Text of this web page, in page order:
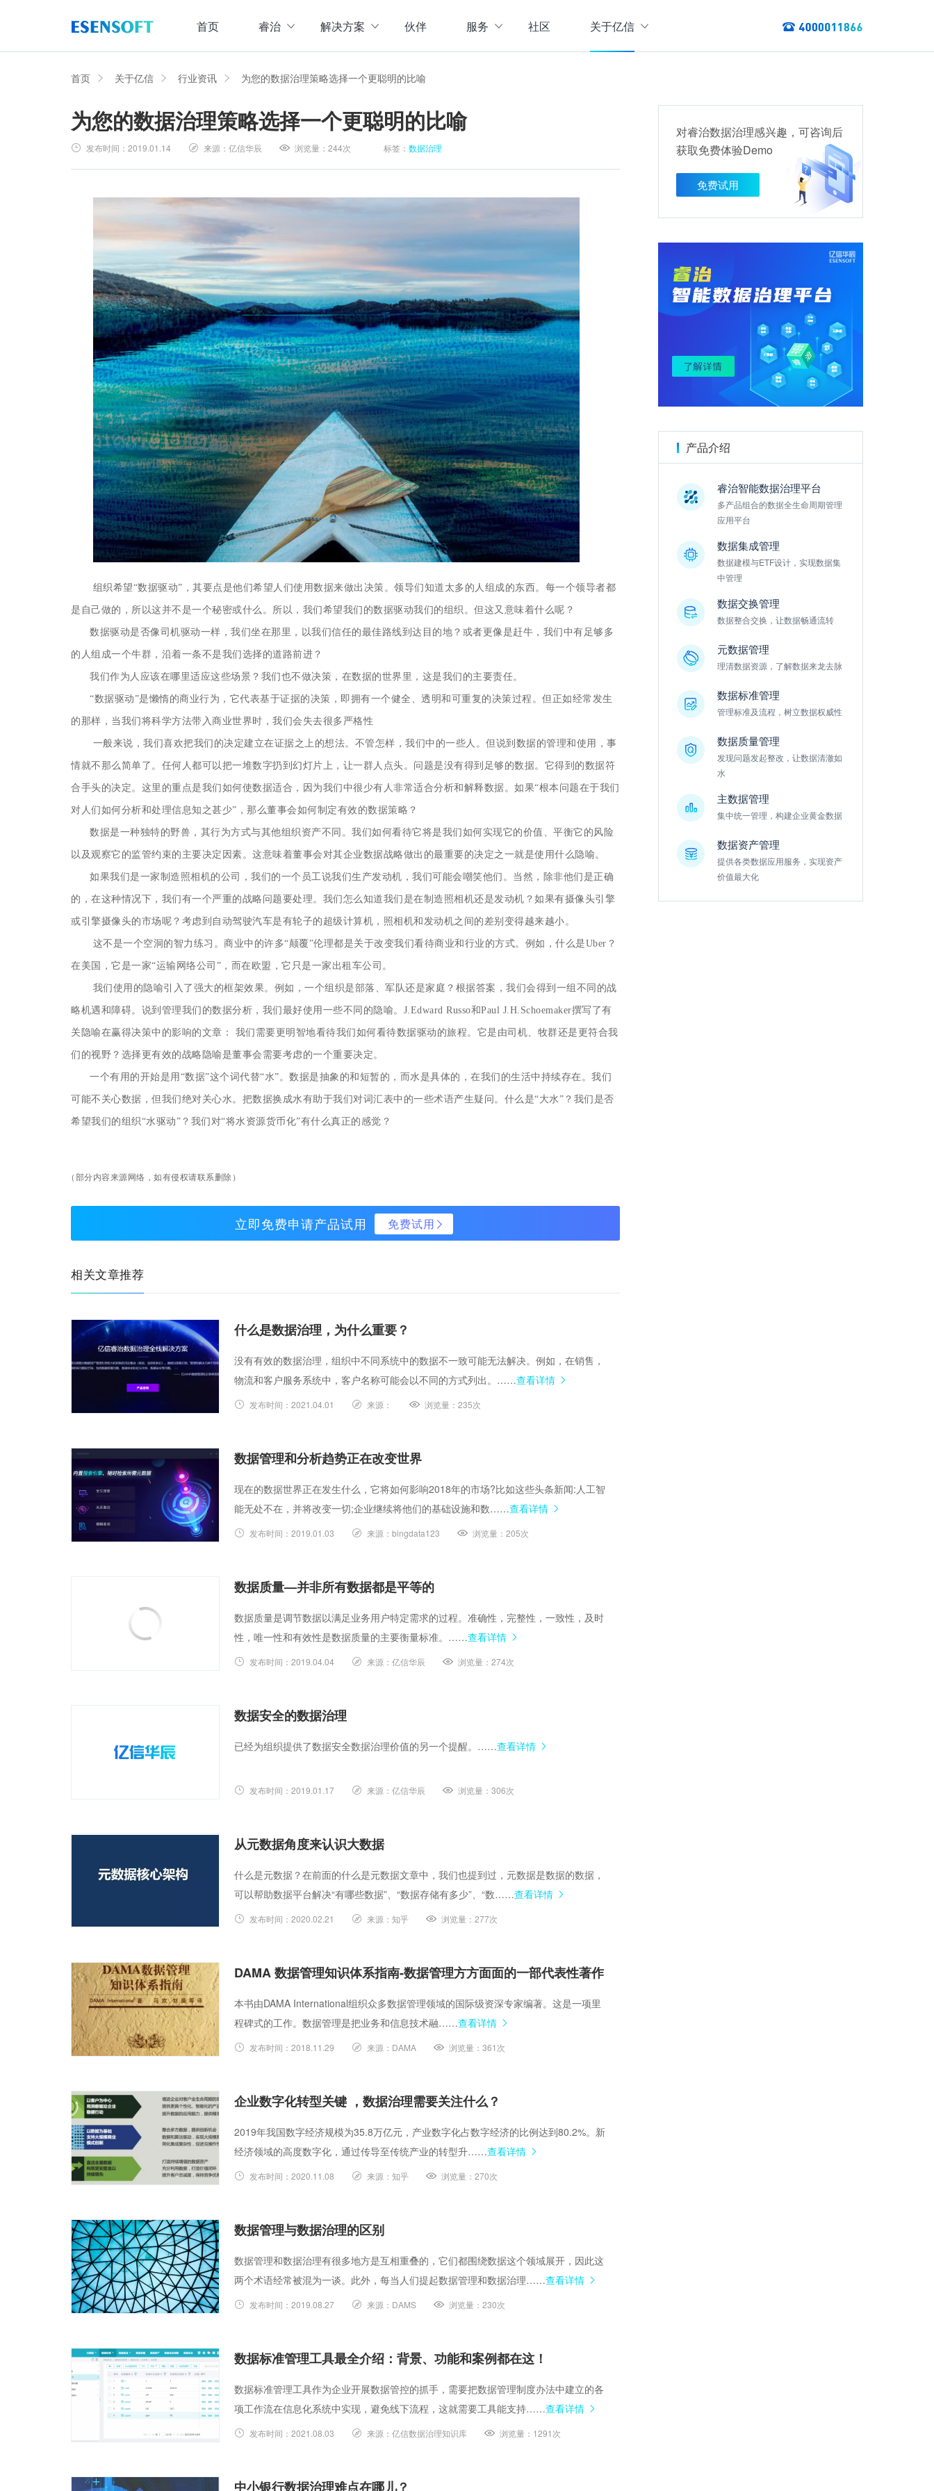
首页 睿治
睿治智能数据治理平台
数据采集
数据集成管理
数据建模与ETF设计，实现数据集中
数据整合交换，让数据畅通流转
数据存储
实时计算存储
企业级实时大数据管理，支撑实时决
理清数据资源，了解数据来龙去脉
数据标准管理
主数据管理
集中统一管理，构建企业黄金数据
数据服务
数据资产管理
提供各类数据应用服务，实现资产价
值最大化
解决方案
数据治理全域解决方案
大数据治理方案
从采、存、管、用四大方面构建数据治理体系，实现数字化经营
大数据资产管理方案
主数据管理方案
主数据全生命周期管理，保障主数据一致性、权威性、共享性，提高企业运营效率
数据标准化及质量管控方案
集元数据采集和规整、数据标准建立与评估、数据质量管控与跟踪等场景应用于一体
以元数据管理摸清家底，以资产编目盘点数据资产，提供数据服务
指标体系建设方案
面向业务和技术提供指标管理指标分析等服务的指标统一管理平台
涵盖数据存储、数据集成、数据交换、数据共享等方面，为企业用户提供云原生仓湖一
体解决方案
伙伴 服务 社区 关于亿信
首页 关于亿信 行业资讯 为您的数据治理策略选择一个更聪明的比喻
为您的数据治理策略选择一个更聪明的比喻
发布时间： 2019.01.14 来源： 亿信华辰 浏览量： 244次 标签： 数据治理
组织希望“数据驱动”，其要点是他们希望人们使用数据来做出决策。 领导们知道太多的人组成的东西。 每一个领导者都
是自己做的，所以这并不是一个秘密或什么。 所以，我们希望我们的数据驱动我们的组织。 但这又意味着什么呢？
数据驱动是否像司机驱动一样，我们坐在那里，以我们信任的最佳路线到达目的地？ 或者更像是赶牛，我们中有足够多
的人组成一个牛群，沿着一条不是我们选择的道路前进？
我们作为人应该在哪里适应这些场景？ 我们也不做决策，在数据的世界里，这是我们的主要责任。
“数据驱动”是懒惰的商业行为，它代表基于证据的决策，即拥有一个健全、透明和可重复的决策过程。但正如经常发生
的那样，当我们将科学方法带入商业世界时，我们会失去很多严格性
一般来说，我们喜欢把我们的决定建立在证据之上的想法。不管怎样，我们中的一些人。但说到数据的管理和使用，事
情就不那么简单了。任何人都可以把一堆数字扔到幻灯片上，让一群人点头。问题是没有得到足够的数据。它得到的数据符
合手头的决定。这里的重点是我们如何使数据适合，因为我们中很少有人非常适合分析和解释数据。如果“根本问题在于我们
对人们如何分析和处理信息知之甚少”，那么董事会如何制定有效的数据策略？
数据是一种独特的野兽，其行为方式与其他组织资产不同。我们如何看待它将是我们如何实现它的价值、平衡它的风险
以及观察它的监管约束的主要决定因素。这意味着董事会对其企业数据战略做出的最重要的决定之一就是使用什么隐喻。
如果我们是一家制造照相机的公司，我们的一个员工说我们生产发动机，我们可能会嘲笑他们。当然，除非他们是正确
的，在这种情况下，我们有一个严重的战略问题要处理。我们怎么知道我们是在制造照相机还是发动机？如果有摄像头引擎
或引擎摄像头的市场呢？考虑到自动驾驶汽车是有轮子的超级计算机，照相机和发动机之间的差别变得越来越小。
这不是一个空洞的智力练习。商业中的许多“颠覆”伦理都是关于改变我们看待商业和行业的方式。例如，什么是Uber？
在美国，它是一家“运输网络公司”，而在欧盟，它只是一家出租车公司。
我们使用的隐喻引入了强大的框架效果。例如，一个组织是部落、军队还是家庭？根据答案，我们会得到一组不同的战
略机遇和障碍。说到管理我们的数据分析，我们最好使用一些不同的隐喻。J.Edward Russo和Paul J.H.Schoemaker撰写了有
关隐喻在赢得决策中的影响的文章： 我们需要更明智地看待我们如何看待数据驱动的旅程。它是由司机、牧群还是更符合我
们的视野？选择更有效的战略隐喻是董事会需要考虑的一个重要决定。
一个有用的开始是用“数据”这个词代替“水”。数据是抽象的和短暂的，而水是具体的，在我们的生活中持续存在。我们
可能不关心数据，但我们绝对关心水。把数据换成水有助于我们对词汇表中的一些术语产生疑问。什么是“大水”？我们是否
希望我们的组织“水驱动”？我们对“将水资源货币化”有什么真正的感觉？
（部分内容来源网络，如有侵权请联系删除）
立即免费申请产品试用 免费试用
相关文章推荐
什么是数据治理，为什么重要？
没有有效的数据治理，组织中不同系统中的数据不一致可能无法解决。例如，在销售，
物流和客户服务系统中，客户名称可能会以不同的方式列出。……查看详情
发布时间： 2021.04.01 来源： 浏览量： 235次
数据管理和分析趋势正在改变世界
现在的数据世界正在发生什么，它将如何影响2018年的市场?比如这些头条新闻:人工智
能无处不在，并将改变一切;企业继续将他们的基础设施和数……查看详情
发布时间： 2019.01.03 来源： bingdata123 浏览量： 205次
数据质量—并非所有数据都是平等的
数据质量是调节数据以满足业务用户特定需求的过程。准确性，完整性，一致性，及时
性，唯一性和有效性是数据质量的主要衡量标准。……查看详情
发布时间： 2019.04.04 来源： 亿信华辰 浏览量： 274次
数据安全的数据治理
已经为组织提供了数据安全数据治理价值的另一个提醒。……查看详情
发布时间： 2019.01.17 来源： 亿信华辰 浏览量： 306次
从元数据角度来认识大数据
什么是元数据？在前面的什么是元数据文章中，我们也提到过，元数据是数据的数据，
可以帮助数据平台解决“有哪些数据”、“数据存储有多少”、“数……查看详情
发布时间： 2020.02.21 来源： 知乎 浏览量： 277次
DAMA 数据管理知识体系指南-数据管理方方面面的一部代表性著作
本书由DAMA International组织众多数据管理领域的国际级资深专家编著。这是一项里
程碑式的工作。数据管理是把业务和信息技术融……查看详情
发布时间： 2018.11.29 来源： DAMA 浏览量： 361次
企业数字化转型关键 ，数据治理需要关注什么？
2019年我国数字经济规模为35.8万亿元，产业数字化占数字经济的比例达到80.2%。新
经济领域的高度数字化，通过传导至传统产业的转型升……查看详情
发布时间： 2020.11.08 来源： 知乎 浏览量： 270次
数据管理与数据治理的区别
数据管理和数据治理有很多地方是互相重叠的，它们都围绕数据这个领域展开，因此这
两个术语经常被混为一谈。此外，每当人们提起数据管理和数据治理……查看详情
发布时间： 2019.08.27 来源： DAMS 浏览量： 230次
数据标准管理工具最全介绍：背景、功能和案例都在这！
数据标准管理工具作为企业开展数据管控的抓手，需要把数据管理制度办法中建立的各
项工作流在信息化系统中实现，避免线下流程，这就需要工具能支持……查看详情
发布时间： 2021.08.03 来源： 亿信数据治理知识库 浏览量： 1291次
中小银行数据治理难点在哪儿？
对睿治数据治理感兴趣，可咨询后
获取免费体验Demo
免费试用
产品介绍
睿治智能数据治理平台
多产品组合的数据全生命周期管理
应用平台
数据集成管理
数据建模与ETF设计，实现数据集
中管理
数据交换管理
数据整合交换，让数据畅通流转
元数据管理
理清数据资源，了解数据来龙去脉
数据标准管理
管理标准及流程，树立数据权威性
数据质量管理
发现问题发起整改，让数据清澈如
水
主数据管理
集中统一管理，构建企业黄金数据
数据资产管理
提供各类数据应用服务，实现资产
价值最大化